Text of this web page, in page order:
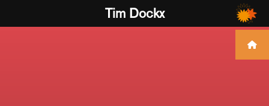
Tim Dockx